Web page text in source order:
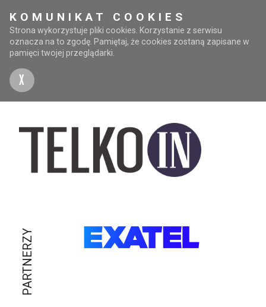
KOMUNIKAT COOKIES
Strona wykorzystuje pliki cookies. Korzystanie z serwisu
oznacza na to zgodę. Pamiętaj, że cookies zostaną zapisane w
pamięci twojej przeglądarki.
X
PARTNERZY